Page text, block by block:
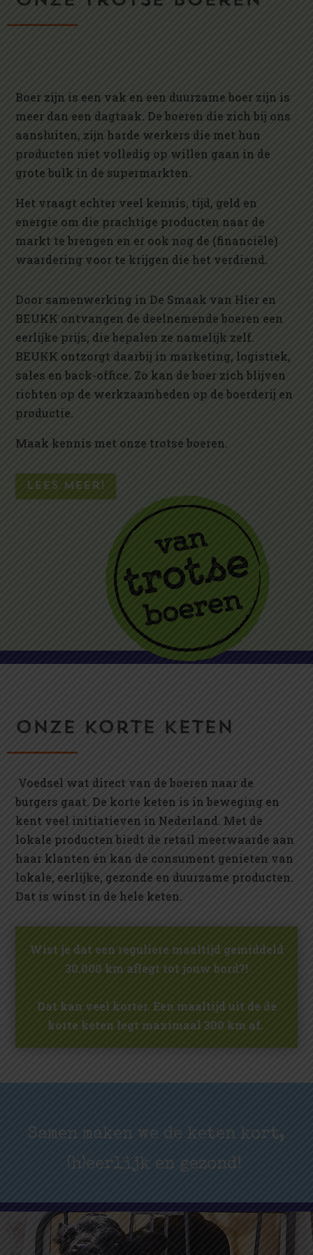
Boer zijn is een vak en een duurzame boer zijn is
meer dan een dagtaak. De boeren die zich bij ons
aansluiten, zijn harde werkers die met hun
producten niet volledig op willen gaan in de
grote bulk in de supermarkten.
Het vraagt echter veel kennis, tijd, geld en
energie om die prachtige producten naar de
markt te brengen en er ook nog de (financiële)
waardering voor te krijgen die het verdiend.
Door samenwerking in De Smaak van Hier en
BEUKK ontvangen de deelnemende boeren een
eerlijke prijs, die bepalen ze namelijk zelf.
BEUKK ontzorgt daarbij in marketing, logistiek,
sales en back-office. Zo kan de boer zich blijven
richten op de werkzaamheden op de boerderij en
productie.
Maak kennis met onze trotse boeren.
Lees meer!
onze korte keten
Voedsel wat direct van de boeren naar de
burgers gaat. De korte keten is in beweging en
kent veel initiatieven in Nederland. Met de
lokale producten biedt de retail meerwaarde aan
haar klanten én kan de consument genieten van
lokale, eerlijke, gezonde en duurzame producten.
Dat is winst in de hele keten.
Wist je dat een reguliere maaltijd gemiddeld
30.000 km aflegt tot jouw bord?!
Dat kan veel korter. Een maaltijd uit de de
korte keten legt maximaal 300 km af.
Samen maken we de keten kort,
(h)eerlijk en gezond!